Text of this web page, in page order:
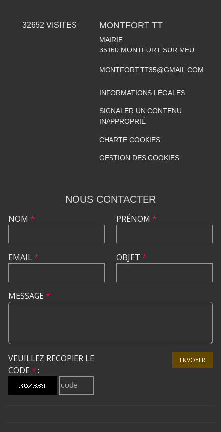
32652 VISITES MONTFORT TT
MAIRIE
35160 MONTFORT SUR MEU
MONTFORT.TT35@GMAIL.COM
INFORMATIONS LÉGALES
SIGNALER UN CONTENU
INAPPROPRIÉ
CHARTE COOKIES
GESTION DES COOKIES
NOUS CONTACTER
NOM *
EMAIL*
PRÉNOM *
OBJET *
MESSAGE *
VEUILLEZ RECOPIER LE
CODE * :
ENVOYER